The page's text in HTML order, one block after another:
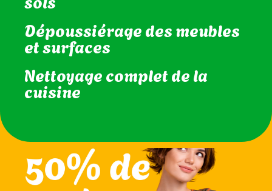
Dépoussiérage des meubles
et surfaces
Nettoyage complet de la
cuisine